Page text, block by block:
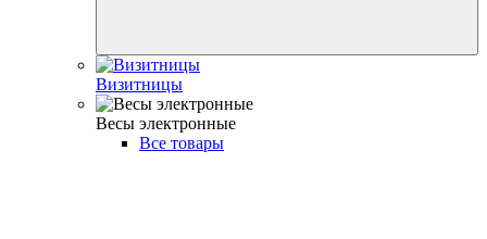
Визитницы
Весы электронные
Все товары